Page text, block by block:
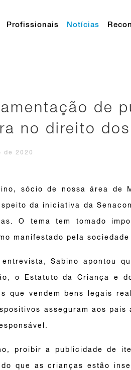
Profissionais Notícias
de
no direito
de 2020
sócio de nossa área de
da iniciativa da
O tema tem tomado
manifestado pela
entrevista, Sabino apontou
o Estatuto da Criança e
que vendem bens legais
asseguram aos
proibir a publicidade de
que as crianças estão